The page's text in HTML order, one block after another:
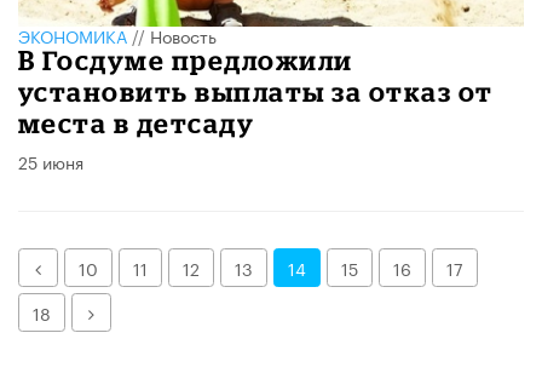
ЭКОНОМИКА//Новость
В Госдуме предложили
установить выплаты за отказ от
места в детсаду
25 июня
Назад10 11 12 13 14 15 16
17
18
Далее